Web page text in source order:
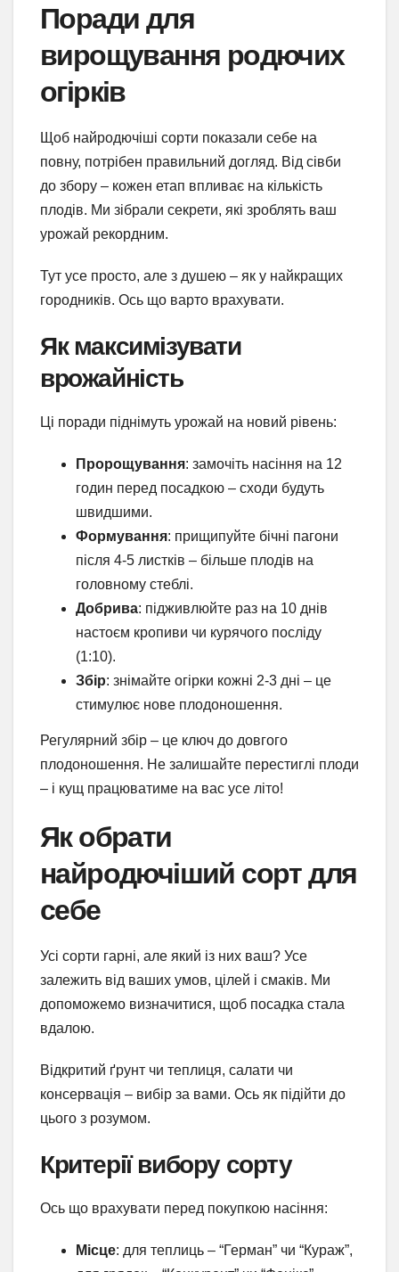
Поради для
вирощування родючих
огірків
Щоб найродючіші сорти показали себе на
повну, потрібен правильний догляд. Від сівби
до збору – кожен етап впливає на кількість
плодів. Ми зібрали секрети, які зроблять ваш
урожай рекордним.
Тут усе просто, але з душею – як у найкращих
городників. Ось що варто врахувати.
Як максимізувати
врожайність
Ці поради піднімуть урожай на новий рівень:
Пророщування: замочіть насіння на 12
годин перед посадкою – сходи будуть
швидшими.
Формування: прищипуйте бічні пагони
після 4-5 листків – більше плодів на
головному стеблі.
Добрива: підживлюйте раз на 10 днів
настоєм кропиви чи курячого посліду
(1:10).
Збір: знімайте огірки кожні 2-3 дні – це
стимулює нове плодоношення.
Регулярний збір – це ключ до довгого
плодоношення. Не залишайте перестиглі плоди
– і кущ працюватиме на вас усе літо!
Як обрати
найродючіший сорт для
себе
Усі сорти гарні, але який із них ваш? Усе
залежить від ваших умов, цілей і смаків. Ми
допоможемо визначитися, щоб посадка стала
вдалою.
Відкритий ґрунт чи теплиця, салати чи
консервація – вибір за вами. Ось як підійти до
цього з розумом.
Критерії вибору сорту
Ось що врахувати перед покупкою насіння:
Місце: для теплиць – “Герман” чи “Кураж”,